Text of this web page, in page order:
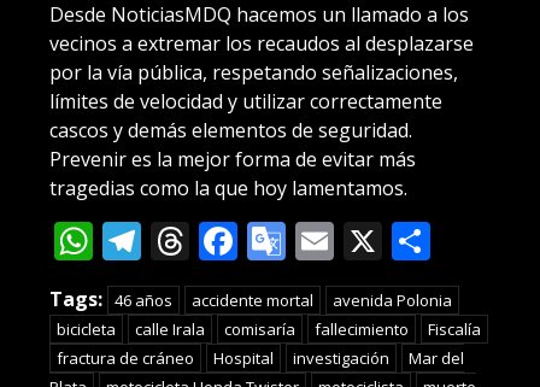
Desde NoticiasMDQ hacemos un llamado a los
vecinos a extremar los recaudos al desplazarse
por la vía pública, respetando señalizaciones,
límites de velocidad y utilizar correctamente
cascos y demás elementos de seguridad.
Prevenir es la mejor forma de evitar más
tragedias como la que hoy lamentamos.
WhatsApp
Telegram
Threads
Facebook
Google
Translate
Email
X
Tags: 46 años accidente mortal
avenida Polonia
bicicleta
calle Irala comisaría fallecimiento
Fiscalía
fractura de cráneo
Hospital investigación
Mar del